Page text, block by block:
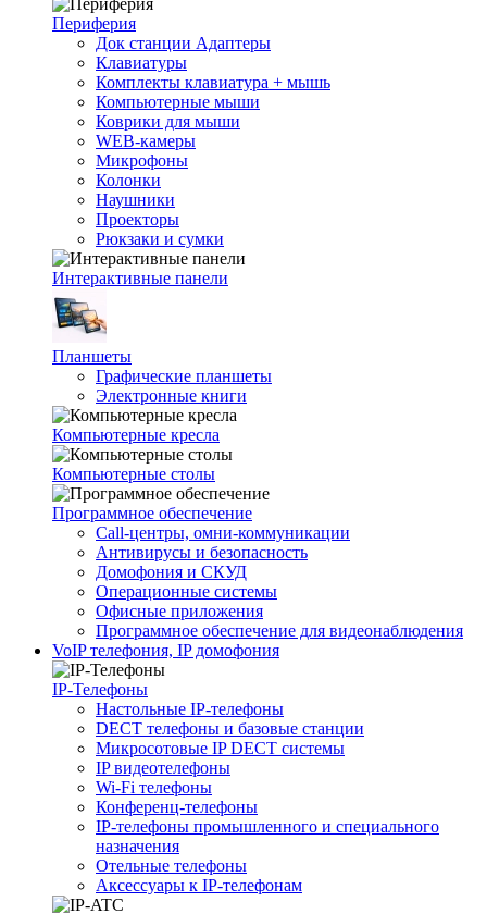
Периферия
Док станции Адаптеры
Клавиатуры
Комплекты клавиатура + мышь
Компьютерные мыши
Коврики для мыши
WEB-камеры
Микрофоны
Колонки
Наушники
Проекторы
Рюкзаки и сумки
Интерактивные панели
Планшеты
Графические планшеты
Электронные книги
Компьютерные кресла
Компьютерные столы
Программное обеспечение
Call-центры, омни-коммуникации
Антивирусы и безопасность
Домофония и СКУД
Операционные системы
Офисные приложения
Программное обеспечение для видеонаблюдения
VoIP телефония, IP домофония
IP-Телефоны
Настольные IP-телефоны
DECT телефоны и базовые станции
Микросотовые IP DECT системы
IP видеотелефоны
Wi-Fi телефоны
Конференц-телефоны
IP-телефоны промышленного и специального
назначения
Отельные телефоны
Аксессуары к IP-телефонам